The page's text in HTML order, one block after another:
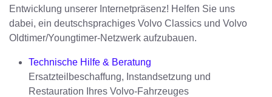
Entwicklung unserer Internetpräsenz! Helfen Sie uns
dabei, ein deutschsprachiges Volvo Classics und Volvo
Oldtimer/Youngtimer-Netzwerk aufzubauen.
Technische Hilfe & Beratung
Ersatzteilbeschaffung, Instandsetzung und
Restauration Ihres Volvo-Fahrzeuges